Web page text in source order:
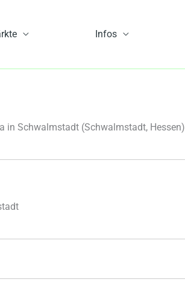
Infos
in Schwalmstadt (Schwalmstadt, Hessen)